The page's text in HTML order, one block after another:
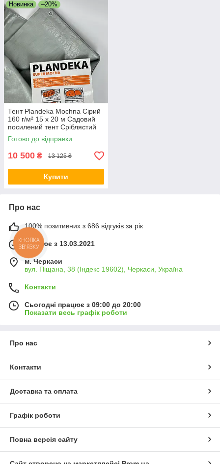
Новинка –20%
Тент Plandeka Mochna Сірий
160 г/м² 15 х 20 м Садовий
посилений тент Сріблястий
тент для захисту від снігу
Готово до відправки
10 500 ₴ 13 125 ₴
Купити
Про нас
100% позитивних з 686 відгуків за рік
Працює з 13.03.2021
м. Черкаси
вул. Піщана, 38 (Індекс 19602), Черкаси, Україна
Контакти
Сьогодні працює з 09:00 до 20:00
Показати весь графік роботи
Про нас
Контакти
Доставка та оплата
Графік роботи
Повна версія сайту
КНОПКА
ЗВ'ЯЗКУ